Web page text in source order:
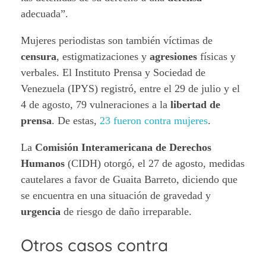
adecuada”.
Mujeres periodistas son también víctimas de
censura, estigmatizaciones y agresiones físicas y
verbales. El Instituto Prensa y Sociedad de
Venezuela (IPYS) registró, entre el 29 de julio y el
4 de agosto, 79 vulneraciones a la libertad de
prensa. De estas, 23 fueron contra mujeres.
La Comisión Interamericana de Derechos
Humanos (CIDH) otorgó, el 27 de agosto, medidas
cautelares a favor de Guaita Barreto, diciendo que
se encuentra en una situación de gravedad y
urgencia de riesgo de daño irreparable.
Otros casos contra